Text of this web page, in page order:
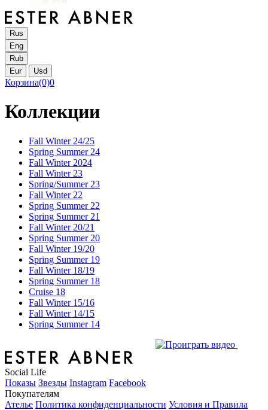
Rus
Eng
Rub
Eur
Usd
Корзина(0)0
Коллекции
Fall Winter 24/25
Spring Summer 24
Fall Winter 2024
Fall Winter 23
Spring/Summer 23
Fall Winter 22
Spring Summer 22
Spring Summer 21
Fall Winter 20/21
Spring Summer 20
Fall Winter 19/20
Spring Summer 19
Fall Winter 18/19
Spring Summer 18
Cruise 18
Fall Winter 15/16
Fall Winter 14/15
Spring Summer 14
Social Life
Показы Звезды Instagram Facebook
Покупателям
Ателье Политика конфиденциальности Условия и Правила